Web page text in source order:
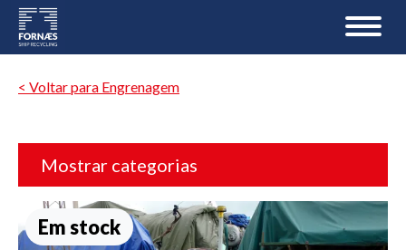
< Voltar para Engrenagem
Mostrar categorias
Em stock